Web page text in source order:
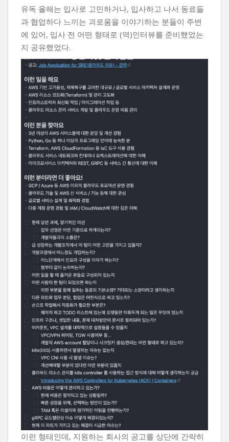
유독 올해는 입사로 고민하거나, 입사하고 나서 동료들
과 협업하다 느끼는 괴로움을 이야기하는 분들이 주변
에 있어, 입사 전 어떤 형태로 (역)인터뷰를 준비했었는
지 공유했었다.
이런 형태인데, 지원하는 회사의 공고를 상단에 간략히